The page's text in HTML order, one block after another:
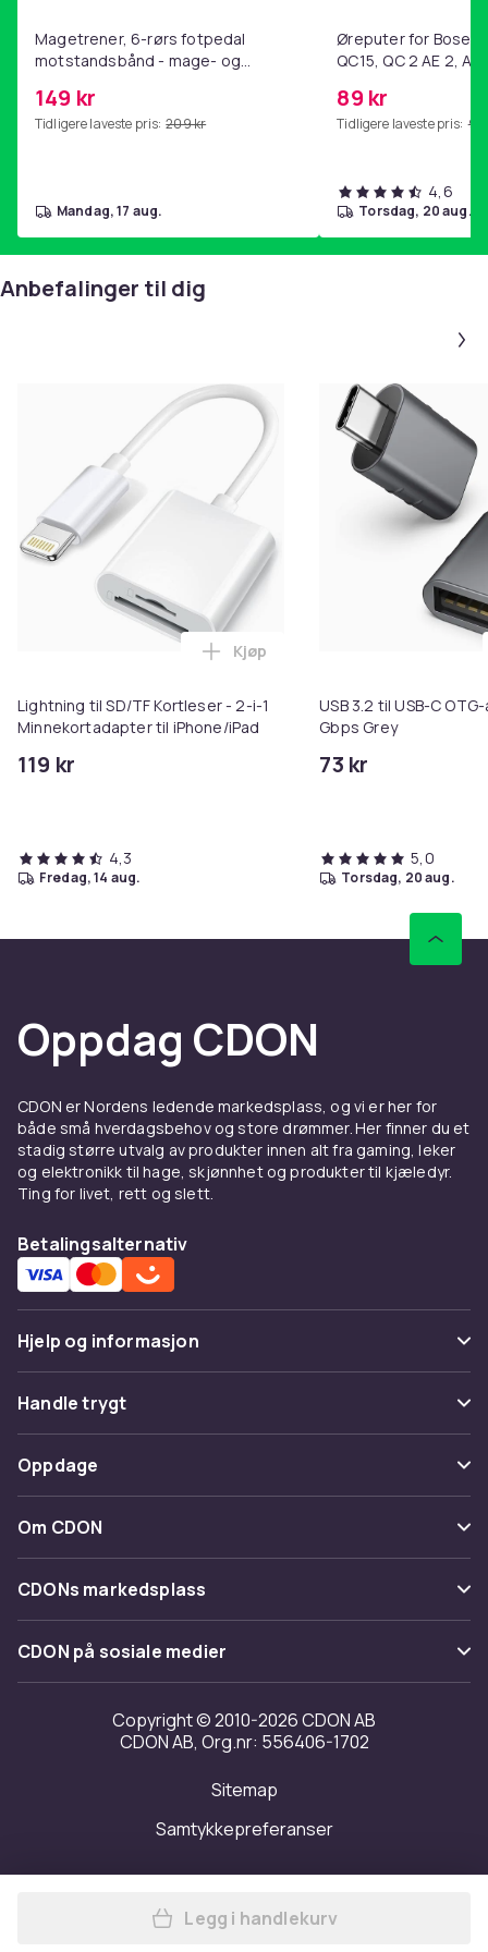
Magetrener, 6-rørs fotpedal
motstandsbånd - mage- og
hjemmegymnastikk Purple
149 kr
Tidligere laveste pris: 209 kr
mandag, 17 aug.
Øreputer for Bose
QC15, QC 2 AE 2, AE
89 kr
Tidligere laveste pris: 99
4,6
torsdag, 20 aug.
Anbefalinger til dig
Lightning til SD/TF Kortleser - 2-i-1
Minnekortadapter til iPhone/iPad
119 kr
Legg Lightning til SD/TF
Kjøp
4,3
fredag, 14 aug.
USB 3.2 til USB-C
Gbps Grey
73 kr
5,0
torsdag, 20 aug.
Oppdag CDON
CDON er Nordens ledende markedsplass, og vi er her for
både små hverdagsbehov og store drømmer. Her finner du et
stadig større utvalg av produkter innen alt fra gaming, leker
og elektronikk til hage, skjønnhet og produkter til kjæledyr.
Ting for livet, rett og slett.
Betalingsalternativ
Hjelp og informasjon
Vanlige spørsmål
Spor pakke
Angre & returner her
Kontakt oss
Handle trygt
Betaling
Levering
Tilbakekallinger
Oppdage
Kategorier
Varemerker
Om CDON
Om oss
Kundeanmeldelser
Jobbe på CDON
Investor relations
Tilgjengelighet
CDONs markedsplass
Merchant Help Center
CDON på sosiale medier
Copyright © 2010-2026 CDON AB
CDON AB, Org.nr: 556406-1702
Sitemap
Samtykkepreferanser
Legg Lightning til USB-
Legg i handlekurv